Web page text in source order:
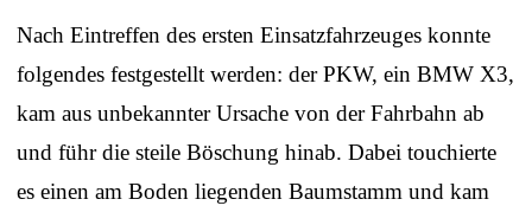
Nach Eintreffen des ersten Einsatzfahrzeuges konnte
folgendes festgestellt werden: der PKW, ein BMW X3,
kam aus unbekannter Ursache von der Fahrbahn ab
und führ die steile Böschung hinab. Dabei touchierte
es einen am Boden liegenden Baumstamm und kam